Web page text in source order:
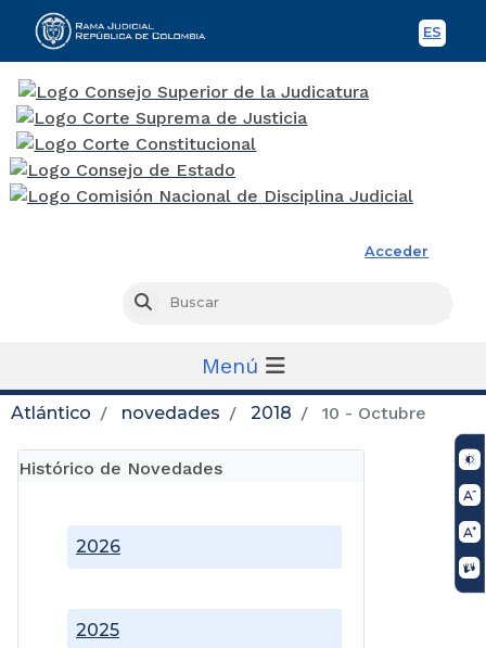
ES
Acceder
Buscar
Menú
Atlántico novedades 2018 10 - Octubre
Histórico de Novedades
2025
2026